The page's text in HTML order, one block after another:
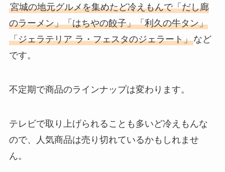
宮城の地元グルメを集めたど冷えもんで「だし廊
のラーメン」「はちやの餃子」「利久の牛タン」
「ジェラテリア ラ・フェスタのジェラート」など
です。
不定期で商品のラインナップは変わります。
テレビで取り上げられることも多いど冷えもんな
ので、人気商品は売り切れているかもしれませ
ん。